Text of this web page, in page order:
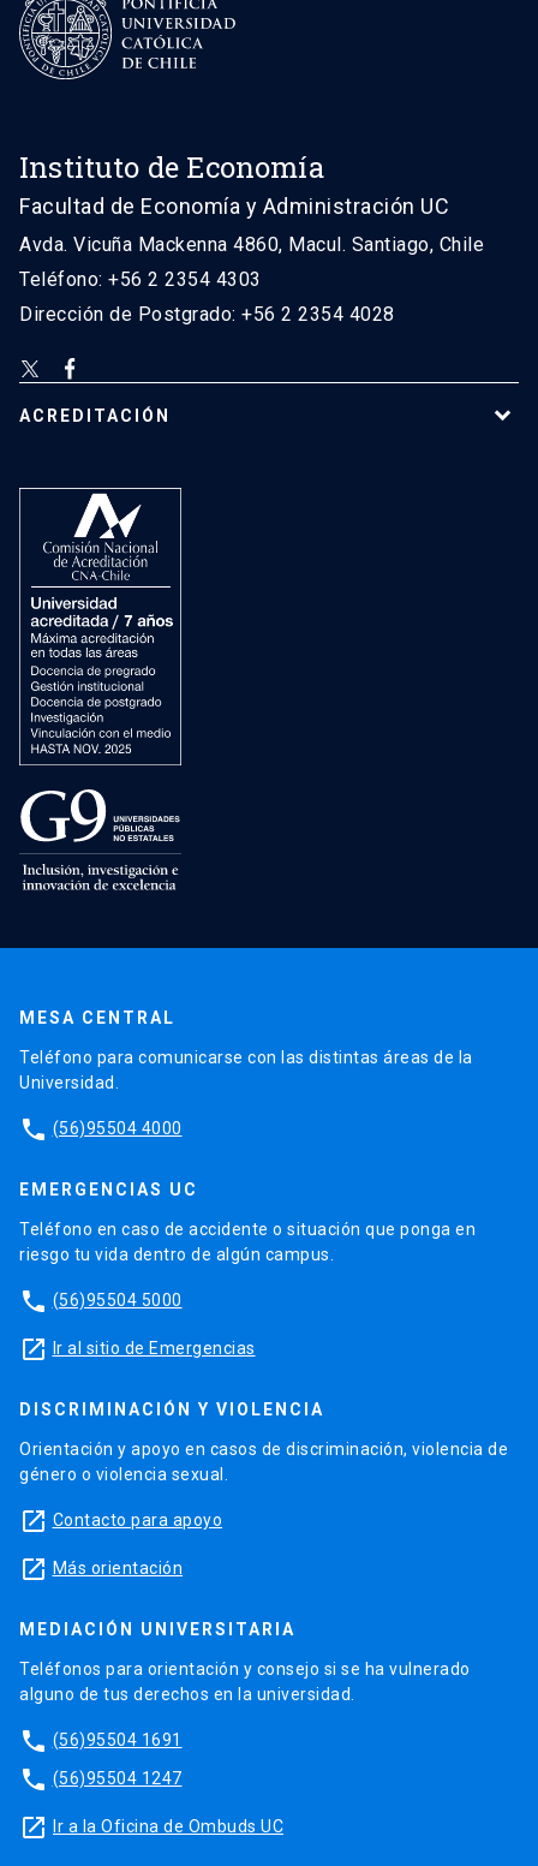
Instituto de Economía
Facultad de Economía y Administración UC
Avda. Vicuña Mackenna 4860, Macul. Santiago, Chile
Teléfono: +56 2 2354 4303
Dirección de Postgrado: +56 2 2354 4028
ACREDITACIÓN
MESA CENTRAL
Teléfono para comunicarse con las distintas áreas de la
Universidad.
phone (56)95504 4000
EMERGENCIAS UC
Teléfono en caso de accidente o situación que ponga en
riesgo tu vida dentro de algún campus.
phone (56)95504 5000
launch Ir al sitio de Emergencias
DISCRIMINACIÓN Y VIOLENCIA
Orientación y apoyo en casos de discriminación, violencia de
género o violencia sexual.
launch Contacto para apoyo
launch Más orientación
MEDIACIÓN UNIVERSITARIA
Teléfonos para orientación y consejo si se ha vulnerado
alguno de tus derechos en la universidad.
phone (56)95504 1691
phone (56)95504 1247
launch Ir a la Oficina de Ombuds UC